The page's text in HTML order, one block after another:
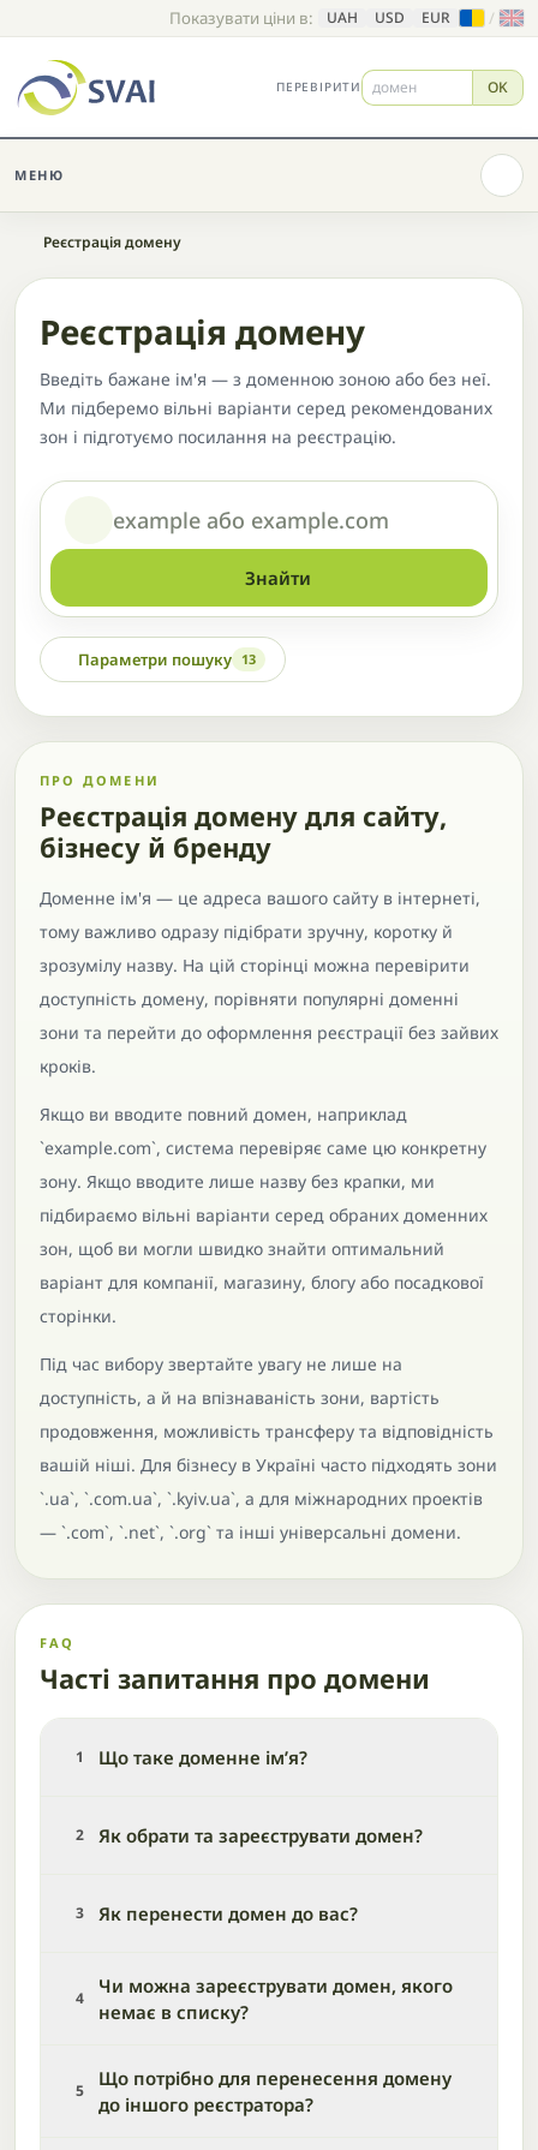
Показувати ціни в: UAH USD EUR /
ПЕРЕВІРИТИ OK
МЕНЮ
Головна
Реєстрація домену
Реєстрація домену
Введіть бажане ім'я — з доменною зоною або без неї.
Ми підберемо вільні варіанти серед рекомендованих
зон і підготуємо посилання на реєстрацію.
Домен або назва
Знайти
Параметри пошуку 13
ПРО ДОМЕНИ
Реєстрація домену для сайту,
бізнесу й бренду
Доменне ім'я — це адреса вашого сайту в інтернеті,
тому важливо одразу підібрати зручну, коротку й
зрозумілу назву. На цій сторінці можна перевірити
доступність домену, порівняти популярні доменні
зони та перейти до оформлення реєстрації без зайвих
кроків.
Якщо ви вводите повний домен, наприклад
`example.com`, система перевіряє саме цю конкретну
зону. Якщо вводите лише назву без крапки, ми
підбираємо вільні варіанти серед обраних доменних
зон, щоб ви могли швидко знайти оптимальний
варіант для компанії, магазину, блогу або посадкової
сторінки.
Під час вибору звертайте увагу не лише на
доступність, а й на впізнаваність зони, вартість
продовження, можливість трансферу та відповідність
вашій ніші. Для бізнесу в Україні часто підходять зони
`.ua`, `.com.ua`, `.kyiv.ua`, а для міжнародних проектів
— `.com`, `.net`, `.org` та інші універсальні домени.
FAQ
Часті запитання про домени
1 Що таке доменне ім’я?
2 Як обрати та зареєструвати домен?
3 Як перенести домен до вас?
4
Чи можна зареєструвати домен, якого
немає в списку?
5
Що потрібно для перенесення домену
до іншого реєстратора?